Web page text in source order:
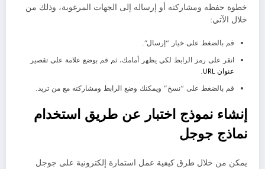
خطوة حفظه ومشاركته أو إرساله إلى الجهات المرغوبة، وذلك من
خلال الآتي:
قم بالضغط على خيار “إرسال”.
انقر على رمز الرابط لكي يظهر أمامك، ثم قم بوضع علامة على تقصير
عنوان URL
.
قم بالضغط على “نسخ” ويمكنك وضع الرابط ومشاركته مع من تريد.
إنشاء نموذج اختبار عن طريق استخدام
نماذج جوجل
يمكن من خلال طرق كيفية عمل استمارة إلكترونية على جوجل